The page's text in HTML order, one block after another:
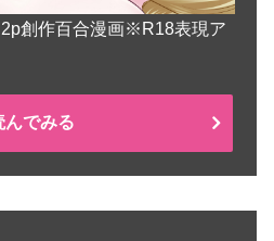
2p創作百合漫画※R18表現ア
んでみる